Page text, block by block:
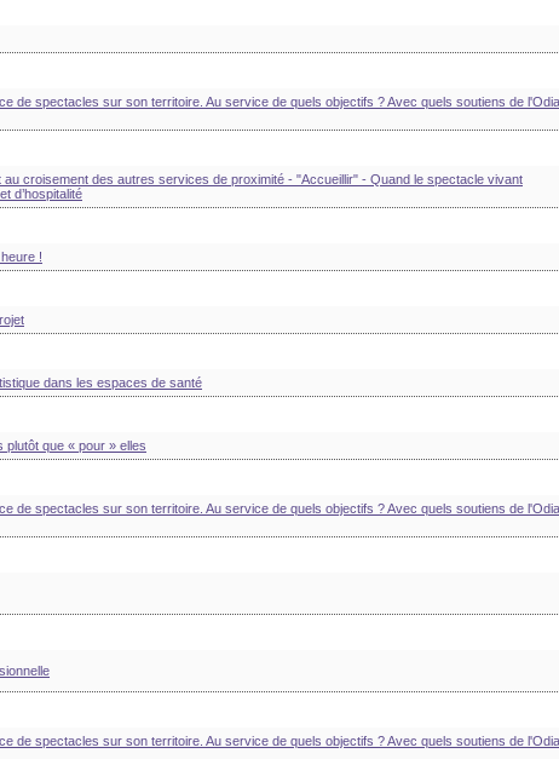
de spectacles sur son territoire. Au service de quels objectifs ? Avec quels soutiens de l'Odia
croisement des autres services de proximité - "Accueillir" - Quand le spectacle vivant
d’hospitalité
!
dans les espaces de santé
que « pour » elles
de spectacles sur son territoire. Au service de quels objectifs ? Avec quels soutiens de l'Odia
de spectacles sur son territoire. Au service de quels objectifs ? Avec quels soutiens de l'Odia